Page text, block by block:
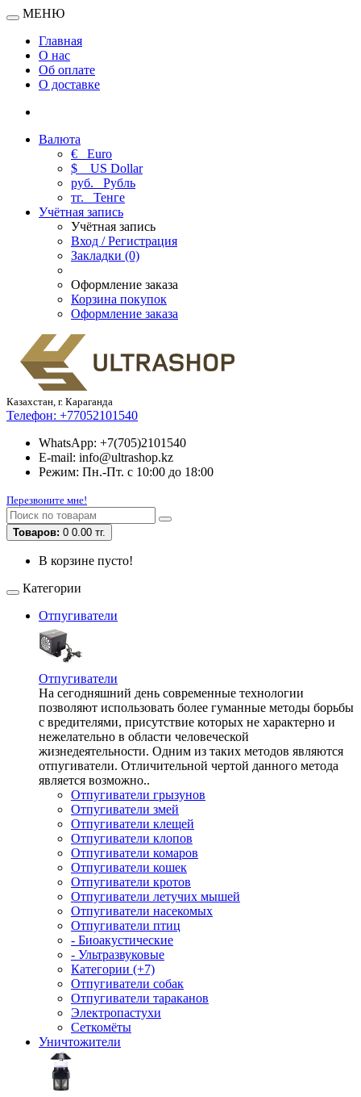
МЕНЮ
Главная
О нас
Об оплате
О доставке
Валюта
€ Euro
$
US Dollar
руб. Рубль
тг. Тенге
Учётная запись
Учётная запись
Вход / Регистрация
Закладки (0)
Оформление заказа
Корзина покупок
Оформление заказа
Казахстан, г. Караганда
Телефон: +77052101540
WhatsApp: +7(705)2101540
E-mail: info@ultrashop.kz
Режим: Пн.-Пт. с 10:00 до 18:00
Перезвоните мне!
Товаров: 0 0.00 тг.
В корзине пусто!
Категории
Отпугиватели
Отпугиватели
На сегодняшний день современные технологии
позволяют использовать более гуманные методы борьбы
с вредителями, присутствие которых не характерно и
нежелательно в области человеческой
жизнедеятельности. Одним из таких методов являются
отпугиватели. Отличительной чертой данного метода
является возможно..
Отпугиватели грызунов
Отпугиватели змей
Отпугиватели клещей
Отпугиватели клопов
Отпугиватели комаров
Отпугиватели кошек
Отпугиватели кротов
Отпугиватели летучих мышей
Отпугиватели насекомых
Отпугиватели птиц
- Биоакустические
- Ультразвуковые
Категории (+7)
Отпугиватели собак
Отпугиватели тараканов
Электропастухи
Сеткомёты
Уничтожители